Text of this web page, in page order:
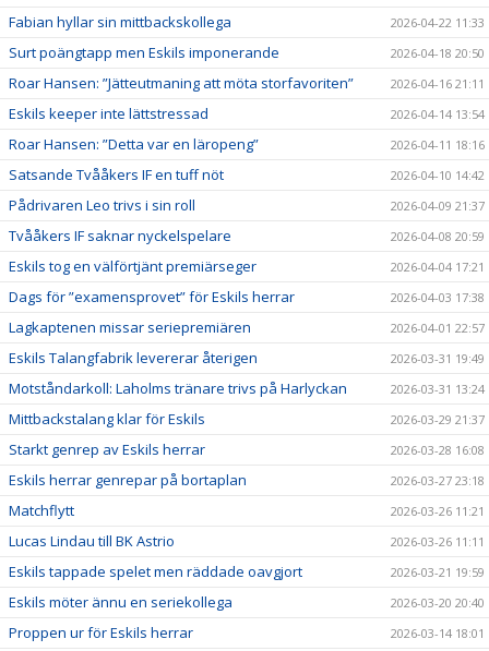
Fabian hyllar sin mittbackskollega
2026-04-22 11:33
Surt poängtapp men Eskils imponerande 2026-04-18 20:50
Roar Hansen: ”Jätteutmaning att möta storfavoriten” 2026-04-16 21:11
Eskils keeper inte lättstressad 2026-04-14 13:54
Roar Hansen: ”Detta var en läropeng” 2026-04-11 18:16
Satsande Tvååkers IF en tuff nöt 2026-04-10 14:42
Pådrivaren Leo trivs i sin roll 2026-04-09 21:37
Tvååkers IF saknar nyckelspelare 2026-04-08 20:59
Eskils tog en välförtjänt premiärseger 2026-04-04 17:21
Dags för ”examensprovet” för Eskils herrar 2026-04-03 17:38
Lagkaptenen missar seriepremiären 2026-04-01 22:57
Eskils Talangfabrik levererar återigen 2026-03-31 19:49
Motståndarkoll: Laholms tränare trivs på Harlyckan 2026-03-31 13:24
Mittbackstalang klar för Eskils 2026-03-29 21:37
Starkt genrep av Eskils herrar 2026-03-28 16:08
Eskils herrar genrepar på bortaplan 2026-03-27 23:18
Matchflytt 2026-03-26 11:21
Lucas Lindau till BK Astrio 2026-03-26 11:11
Eskils tappade spelet men räddade oavgjort 2026-03-21 19:59
Eskils möter ännu en seriekollega 2026-03-20 20:40
Proppen ur för Eskils herrar 2026-03-14 18:01